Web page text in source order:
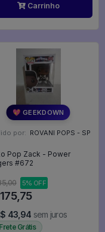
Carrinho
💖 GEEKDOWN
por: ROVANI POPS - SP
Pop Zack - Power
Rangers #672
5% OFF
43,94 sem juros
Grátis